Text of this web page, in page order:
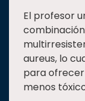
El profesor
aureus, lo
para
menos